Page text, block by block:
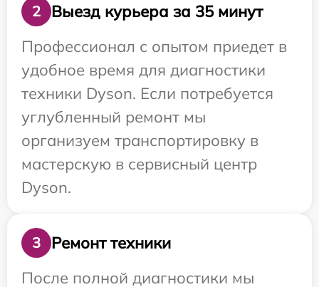
2
Выезд курьера за 35 минут
Профессионал с опытом приедет в
удобное время для диагностики
техники Dyson. Если потребуется
углубленный ремонт мы
организуем транспортировку в
мастерскую в сервисный центр
Dyson.
3
Ремонт техники
После полной диагностики мы